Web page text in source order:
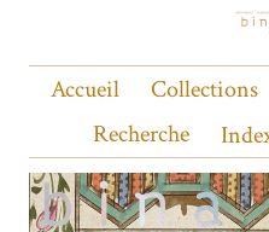
Accueil Collections
Recherche